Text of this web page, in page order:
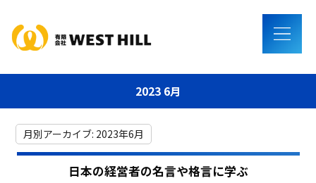
2023 6月
月別アーカイブ: 2023年6月
日本の経営者の名言や格言に学ぶ